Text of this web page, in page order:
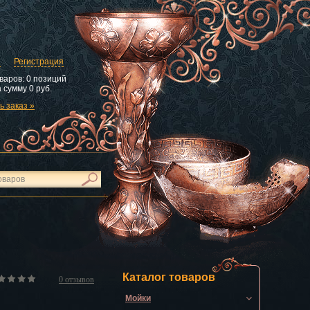
Регистрация
0 позиций
сумму 0 руб.
заказ »
0 отзывов Каталог товаров
Мойки